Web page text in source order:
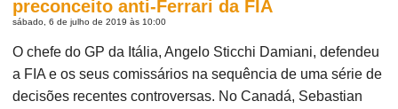
preconceito anti-Ferrari da FIA
sábado, 6 de julho de 2019 às 10:00
O chefe do GP da Itália, Angelo Sticchi Damiani, defendeu
a FIA e os seus comissários na sequência de uma série de
decisões recentes controversas. No Canadá, Sebastian